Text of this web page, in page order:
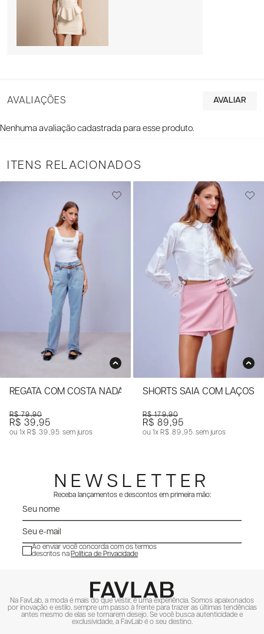
AVALIAÇÕES
Nenhuma avaliação cadastrada para esse produto.
ITENS RELACIONADOS
REGATA COM COSTA NADADOR E APLIQUE
R$ 79,90
R$ 39,95
1x R$ 39,95sem juros
SHORTS SAIA COM LAÇOS
R$ 179,90
R$ 89,95
1x R$ 89,95sem juros
NEWSLETTER
Receba lançamentos e descontos em primeira mão:
Ao enviar você concorda com os termos
descritos na Política de Privacidade
Na FavLab, a moda é mais do que vestir, é uma experiência. Somos apaixonados
por inovação e estilo, sempre um passo à frente para trazer as últimas tendências
antes mesmo de elas se tornarem desejo. Se você busca autenticidade e
exclusividade, a FavLab é o seu destino.